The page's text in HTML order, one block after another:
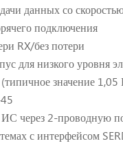
данных со
подключения
RX/без потери
для низкого уровня
значение 1,05
через 2-проводную
с интерфейсом